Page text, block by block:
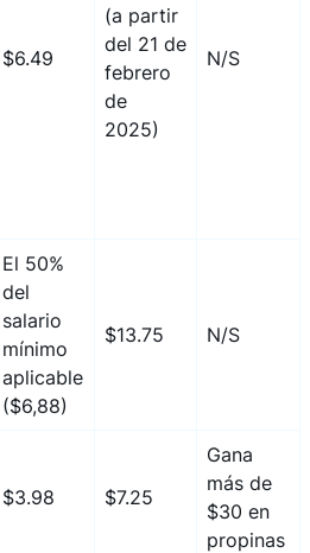
$6.49
(a partir
del 21 de
febrero
de
2025)
N/S
El 50%
del
salario
mínimo
aplicable
($6,88)
$13.75 N/S
$3.98 $7.25
Gana
más de
$30 en
propinas